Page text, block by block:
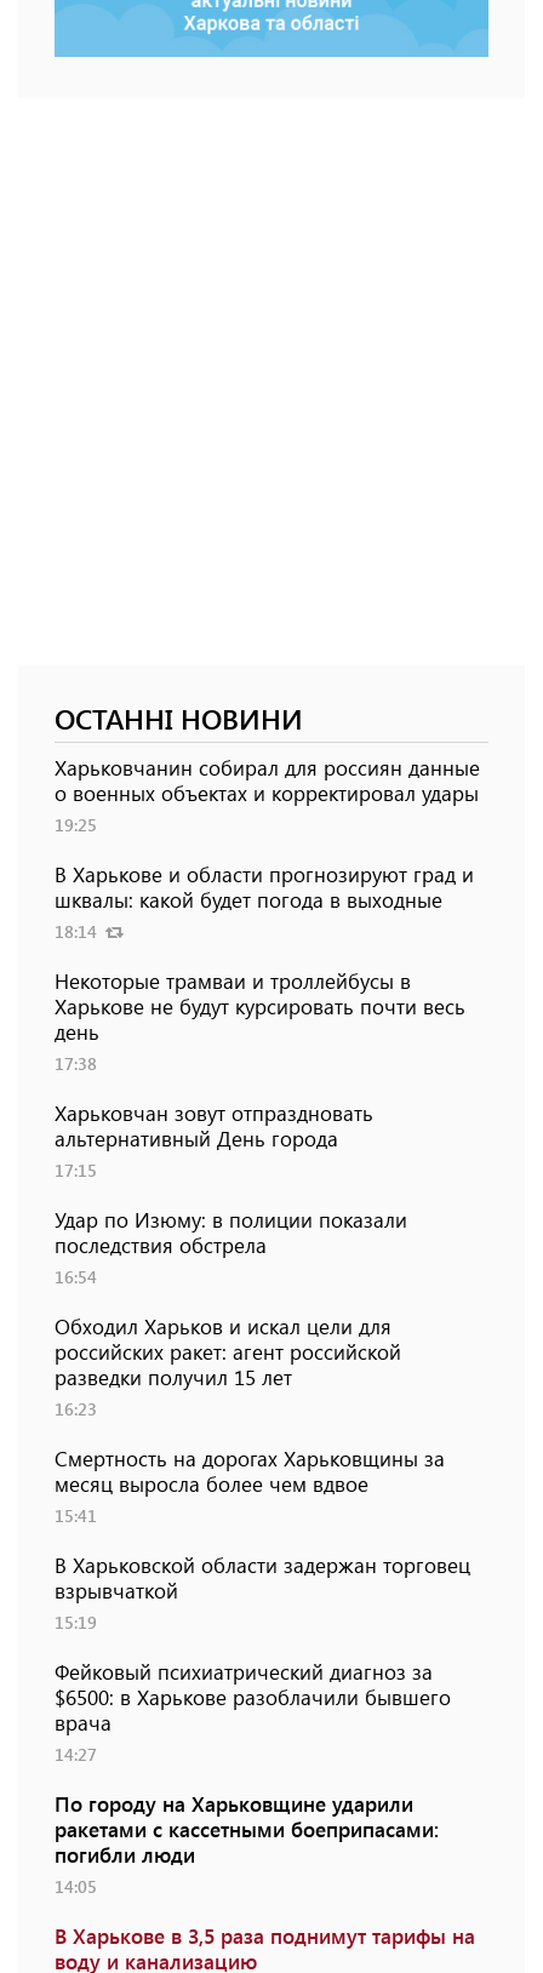
ОСТАННІ НОВИНИ
Харьковчанин собирал для россиян данные
о военных объектах и ​​корректировал удары
19:25
В Харькове и области прогнозируют град и
шквалы: какой будет погода в выходные
18:14
Некоторые трамваи и троллейбусы в
Харькове не будут курсировать почти весь
день
17:38
Харьковчан зовут отпраздновать
альтернативный День города
17:15
Удар по Изюму: в полиции показали
последствия обстрела
16:54
Обходил Харьков и искал цели для
российских ракет: агент российской
разведки получил 15 лет
16:23
Смертность на дорогах Харьковщины за
месяц выросла более чем вдвое
15:41
В Харьковской области задержан торговец
взрывчаткой
15:19
Фейковый психиатрический диагноз за
$6500: в Харькове разоблачили бывшего
врача
14:27
По городу на Харьковщине ударили
ракетами с кассетными боеприпасами:
погибли люди
14:05
В Харькове в 3,5 раза поднимут тарифы на
воду и канализацию